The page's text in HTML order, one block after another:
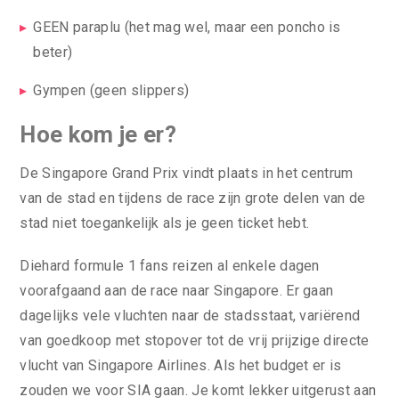
GEEN paraplu (het mag wel, maar een poncho is
beter)
Gympen (geen slippers)
Hoe kom je er?
De Singapore Grand Prix vindt plaats in het centrum
van de stad en tijdens de race zijn grote delen van de
stad niet toegankelijk als je geen ticket hebt.
Diehard formule 1 fans reizen al enkele dagen
voorafgaand aan de race naar Singapore. Er gaan
dagelijks vele vluchten naar de stadsstaat, variërend
van goedkoop met stopover tot de vrij prijzige directe
vlucht van Singapore Airlines. Als het budget er is
zouden we voor SIA gaan. Je komt lekker uitgerust aan